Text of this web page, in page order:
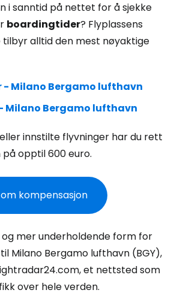
i sanntid på nettet for å sjekke
boardingtider? Flyplassens
alltid den mest nøyaktige
- Milano Bergamo lufthavn
Milano Bergamo lufthavn
innstilte flyvninger har du rett
opptil 600 euro.
kompensasjon
mer underholdende form for
Milano Bergamo lufthavn (BGY),
et nettsted som
over hele verden.